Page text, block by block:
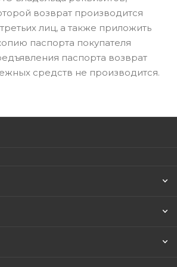
возврат производится
лиц, а также приложить
паспорта покупателя
паспорта возврат
средств не производится.